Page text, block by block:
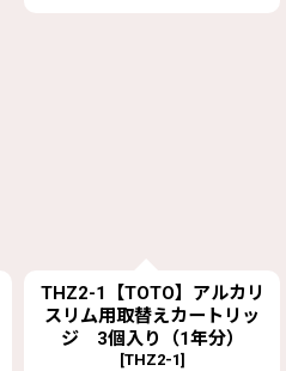
THZ2-1【TOTO】アルカリ
スリム用取替えカートリッ
ジ 3個入り（1年分）
[THZ2-1]